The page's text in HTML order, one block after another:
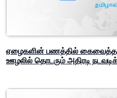
காற்றின் வேகம் குறைந்து
திணைக்களம் விடுத்துள்ள